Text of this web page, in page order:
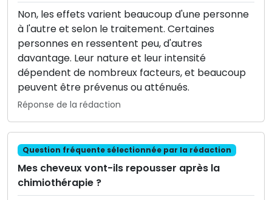
Non, les effets varient beaucoup d'une personne
à l'autre et selon le traitement. Certaines
personnes en ressentent peu, d'autres
davantage. Leur nature et leur intensité
dépendent de nombreux facteurs, et beaucoup
peuvent être prévenus ou atténués.
Réponse de la rédaction
Question fréquente sélectionnée par la rédaction
Mes cheveux vont-ils repousser après la
chimiothérapie ?